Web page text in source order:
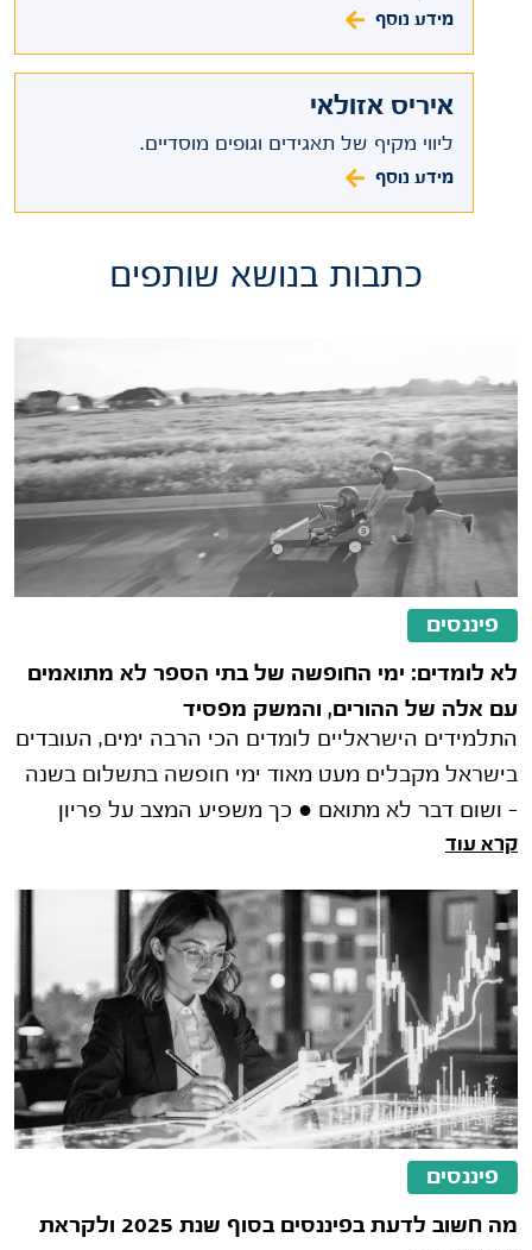
מידע נוסף
איריס אזולאי
ליווי מקיף של תאגידים וגופים מוסדיים.
מידע נוסף
כתבות בנושא שותפים
פיננסים
לא לומדים: ימי החופשה של בתי הספר לא מתואמים
עם אלה של ההורים, והמשק מפסיד
התלמידים הישראליים לומדים הכי הרבה ימים, העובדים
בישראל מקבלים מעט מאוד ימי חופשה בתשלום בשנה
– ושום דבר לא מתואם ● כך משפיע המצב על פריון
העבודה, ועל המשק כולו
קרא עוד
פיננסים
מה חשוב לדעת בפיננסים בסוף שנת 2025 ולקראת